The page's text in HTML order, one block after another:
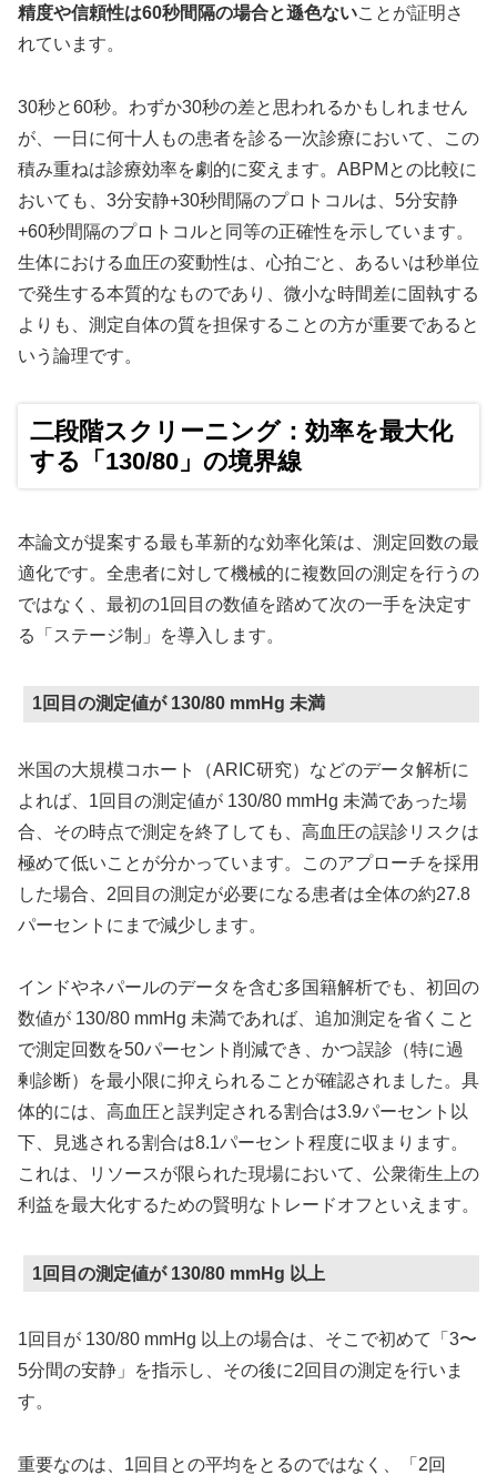
精度や信頼性は60秒間隔の場合と遜色ないことが証明さ
れています。
30秒と60秒。わずか30秒の差と思われるかもしれません
が、一日に何十人もの患者を診る一次診療において、この
積み重ねは診療効率を劇的に変えます。ABPMとの比較に
おいても、3分安静+30秒間隔のプロトコルは、5分安静
+60秒間隔のプロトコルと同等の正確性を示しています。
生体における血圧の変動性は、心拍ごと、あるいは秒単位
で発生する本質的なものであり、微小な時間差に固執する
よりも、測定自体の質を担保することの方が重要であると
いう論理です。
二段階スクリーニング：効率を最大化
する「130/80」の境界線
本論文が提案する最も革新的な効率化策は、測定回数の最
適化です。全患者に対して機械的に複数回の測定を行うの
ではなく、最初の1回目の数値を踏めて次の一手を決定す
る「ステージ制」を導入します。
1回目の測定値が 130/80 mmHg 未満
米国の大規模コホート（ARIC研究）などのデータ解析に
よれば、1回目の測定値が 130/80 mmHg 未満であった場
合、その時点で測定を終了しても、高血圧の誤診リスクは
極めて低いことが分かっています。このアプローチを採用
した場合、2回目の測定が必要になる患者は全体の約27.8
パーセントにまで減少します。
インドやネパールのデータを含む多国籍解析でも、初回の
数値が 130/80 mmHg 未満であれば、追加測定を省くこと
で測定回数を50パーセント削減でき、かつ誤診（特に過
剰診断）を最小限に抑えられることが確認されました。具
体的には、高血圧と誤判定される割合は3.9パーセント以
下、見逃される割合は8.1パーセント程度に収まります。
これは、リソースが限られた現場において、公衆衛生上の
利益を最大化するための賢明なトレードオフといえます。
1回目の測定値が 130/80 mmHg 以上
1回目が 130/80 mmHg 以上の場合は、そこで初めて「3〜
5分間の安静」を指示し、その後に2回目の測定を行いま
す。
重要なのは、1回目との平均をとるのではなく、「2回